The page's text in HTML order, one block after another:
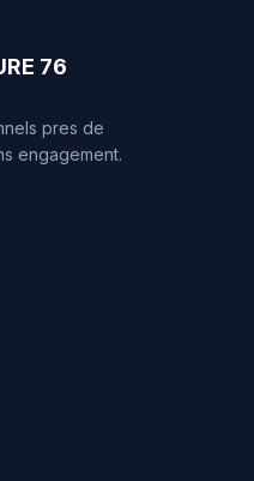
76
pres de
engagement.